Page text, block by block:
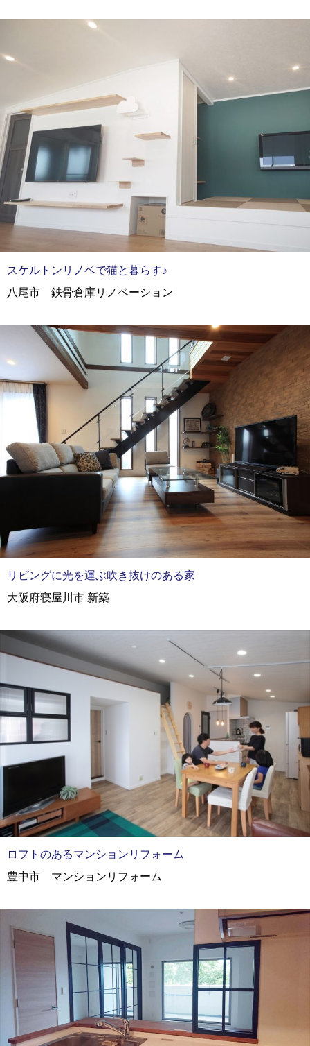
スケルトンリノベで猫と暮らす♪
八尾市 鉄骨倉庫リノベーション
リビングに光を運ぶ吹き抜けのある家
大阪府寝屋川市 新築
ロフトのあるマンションリフォーム
豊中市 マンションリフォーム